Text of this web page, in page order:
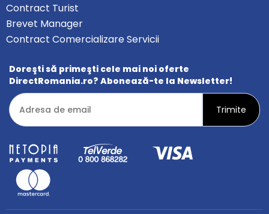
Contract Turist
Brevet Manager
Contract Comercializare Servicii
Doreşti să primeşti cele mai noi oferte
DirectRomania.ro? Abonează-te la Newsletter!